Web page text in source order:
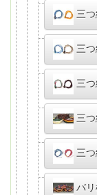
三
三
三
三
三
バ